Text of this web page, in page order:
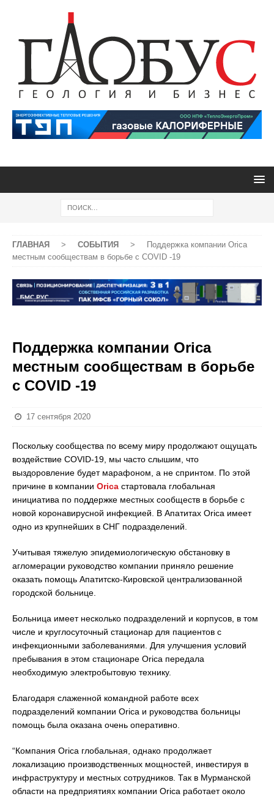
ГЛАВНАЯ > СОБЫТИЯ >
Поддержка компании Orica
местным сообществам в борьбе с COVID -19
Поддержка компании Orica
местным сообществам в борьбе
с COVID -19
17 сентября 2020
Поскольку сообщества по всему миру продолжают ощущать
воздействие COVID-19, мы часто слышим, что
выздоровление будет марафоном, а не спринтом. По этой
причине в компании Orica стартовала глобальная
инициатива по поддержке местных сообществ в борьбе с
новой коронавирусной инфекцией. В Апатитах Orica имеет
одно из крупнейших в СНГ подразделений.
Учитывая тяжелую эпидемиологическую обстановку в
агломерации руководство компании приняло решение
оказать помощь Апатитско-Кировской централизованной
городской больнице.
Больница имеет несколько подразделений и корпусов, в том
числе и круглосуточный стационар для пациентов с
инфекционными заболеваниями. Для улучшения условий
пребывания в этом стационаре Orica передала
необходимую электробытовую технику.
Благодаря слаженной командной работе всех
подразделений компании Orica и руководства больницы
помощь была оказана очень оперативно.
“Компания Orica глобальная, однако продолжает
локализацию производственных мощностей, инвестируя в
инфраструктуру и местных сотрудников. Так в Мурманской
области на предприятиях компании Orica работает около